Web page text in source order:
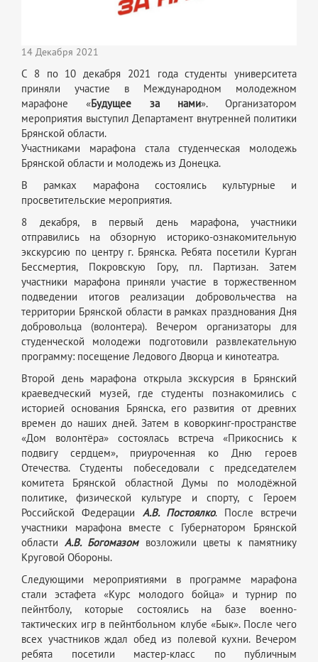
14 Декабря 2021
С 8 по 10 декабря 2021 года студенты университета
приняли участие в Международном молодежном
марафоне «Будущее за нами». Организатором
мероприятия выступил Департамент внутренней политики
Брянской области.
Участниками марафона стала студенческая молодежь
Брянской области и молодежь из Донецка.
В рамках марафона состоялись культурные и
просветительские мероприятия.
8 декабря, в первый день марафона, участники
отправились на обзорную историко-ознакомительную
экскурсию по центру г. Брянска. Ребята посетили Курган
Бессмертия, Покровскую Гору, пл. Партизан. Затем
участники марафона приняли участие в торжественном
подведении итогов реализации добровольчества на
территории Брянской области в рамках празднования Дня
добровольца (волонтера). Вечером организаторы для
студенческой молодежи подготовили развлекательную
программу: посещение Ледового Дворца и кинотеатра.
Второй день марафона открыла экскурсия в Брянский
краеведческий музей, где студенты познакомились с
историей основания Брянска, его развития от древних
времен до наших дней. Затем в коворкинг-пространстве
«Дом волонтёра» состоялась встреча «Прикоснись к
подвигу сердцем», приуроченная ко Дню героев
Отечества. Студенты побеседовали с председателем
комитета Брянской областной Думы по молодёжной
политике, физической культуре и спорту, с Героем
Российской Федерации А.В. Постoялко. После встречи
участники марафона вместе с Губернатором Брянской
областиА.В. Богомазомвозложили цветы к памятнику
Круговой Обороны.
Следующими мероприятиями в программе марафона
стали эстафета «Курс молодого бойца» и турнир по
пейнтболу, которые состоялись на базе военно-
тактических игр в пейнтбольном клубе «Бык». После чего
всех участников ждал обед из полевой кухни. Вечером
ребята посетили мастер-класс по публичным